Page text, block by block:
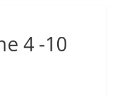
4 -10